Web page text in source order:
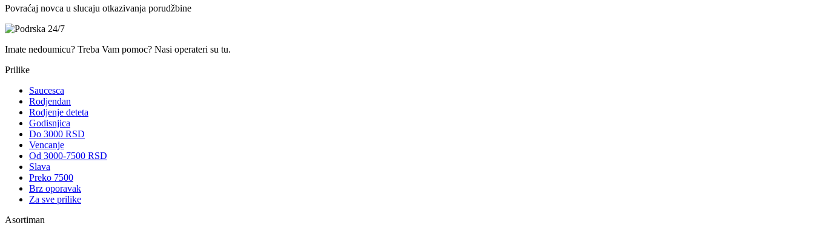
Povraćaj novca u slucaju otkazivanja porudžbine
Imate nedoumicu? Treba Vam pomoc? Nasi operateri su tu.
Prilike
Saucesca
Rodjendan
Rodjenje deteta
Godisnjica
Do 3000 RSD
Vencanje
Od 3000-7500 RSD
Slava
Preko 7500
Brz oporavak
Za sve prilike
Asortiman